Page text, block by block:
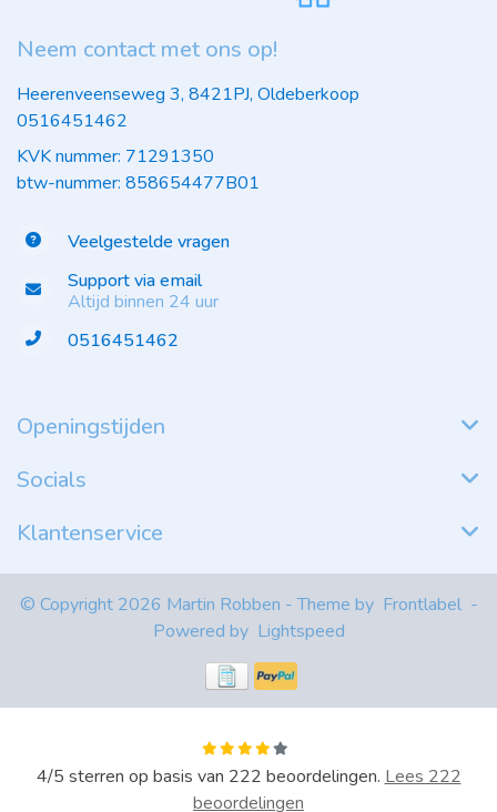
Neem contact met ons op!
Heerenveenseweg 3, 8421PJ, Oldeberkoop
0516451462
KVK nummer: 71291350
btw-nummer: 858654477B01
Veelgestelde vragen
Support via email
Altijd binnen 24 uur
0516451462
Openingstijden
Socials
Klantenservice
© Copyright 2026 Martin Robben - Theme by Frontlabel -
Powered by Lightspeed
4/5 sterren op basis van 222 beoordelingen. Lees 222
beoordelingen